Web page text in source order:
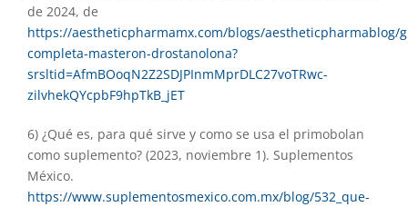
de 2024, de
https://aestheticpharmamx.com/blogs/aestheticpharmablog/
completa-masteron-drostanolona?
srsltid=AfmBOoqN2Z2SDJPInmMprDLC27voTRwc-
zilvhekQYcpbF9hpTkB_jET
6) ¿Qué es, para qué sirve y como se usa el primobolan
como suplemento? (2023, noviembre 1). Suplementos
México.
https://www.suplementosmexico.com.mx/blog/532_que-